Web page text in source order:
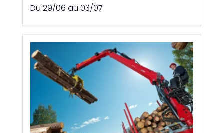
Du 29/06 au 03/07